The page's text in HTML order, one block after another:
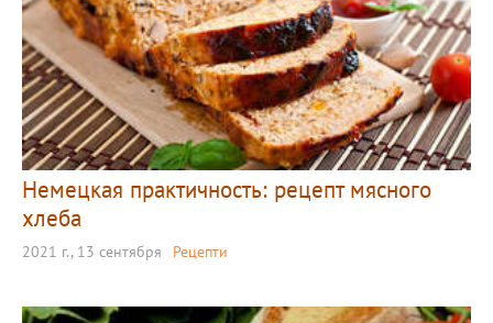
Немецкая практичность: рецепт мясного
хлеба
2021 г., 13 сентября Рецепти